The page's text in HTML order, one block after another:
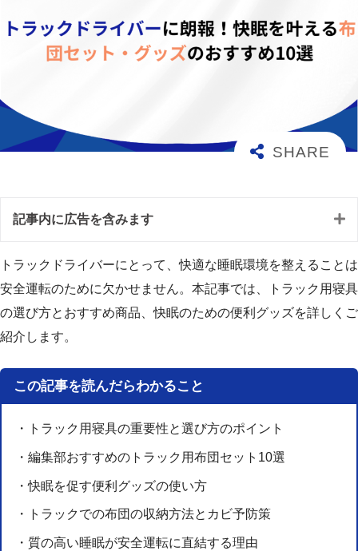
記事内に広告を含みます
トラックドライバーにとって、快適な睡眠環境を整えることは
安全運転のために欠かせません。本記事では、トラック用寝具
の選び方とおすすめ商品、快眠のための便利グッズを詳しくご
紹介します。
この記事を読んだらわかること
・トラック用寝具の重要性と選び方のポイント
・編集部おすすめのトラック用布団セット10選
・快眠を促す便利グッズの使い方
・トラックでの布団の収納方法とカビ予防策
・質の高い睡眠が安全運転に直結する理由